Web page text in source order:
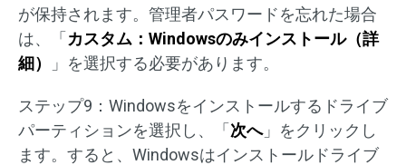
が保持されます。管理者パスワードを忘れた場合
は、「カスタム：Windowsのみインストール（詳
細）
」を選択する必要があります。
ステップ9：Windowsをインストールするドライブ
パーティションを選択し、「次へ」をクリックし
ます。すると、Windowsはインストールドライブ